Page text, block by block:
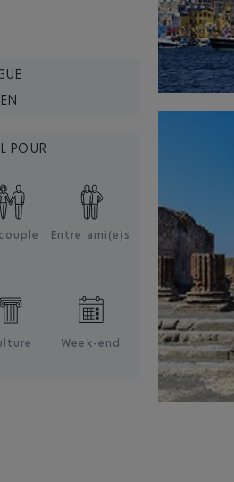
POUR
Entre ami(e)s
Week-end